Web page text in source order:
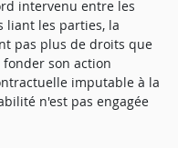
intervenu entre les
liant les parties, la
pas plus de droits que
son action
imputable à la
n'est pas engagée